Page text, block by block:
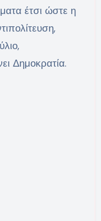
έτσι ώστε η
Δημοκρατία.